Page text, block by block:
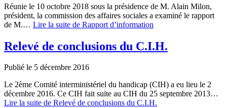
Réunie le 10 octobre 2018 sous la présidence de M. Alain Milon,
président, la commission des affaires sociales a examiné le rapport
de M.… Lire la suite de Rapport d’information
Relevé de conclusions du C.I.H.
Publié le 5 décembre 2016
Le 2ème Comité interministériel du handicap (CIH) a eu lieu le 2
décembre 2016. Ce CIH fait suite au CIH du 25 septembre 2013…
Lire la suite de Relevé de conclusions du C.I.H.